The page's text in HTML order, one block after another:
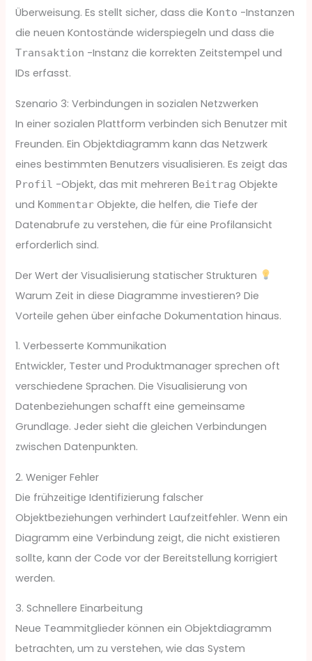
Überweisung. Es stellt sicher, dass die Konto -Instanzen
die neuen Kontostände widerspiegeln und dass die
Transaktion -Instanz die korrekten Zeitstempel und
IDs erfasst.
Szenario 3: Verbindungen in sozialen Netzwerken
In einer sozialen Plattform verbinden sich Benutzer mit
Freunden. Ein Objektdiagramm kann das Netzwerk
eines bestimmten Benutzers visualisieren. Es zeigt das
Profil -Objekt, das mit mehreren Beitrag Objekte
und Kommentar Objekte, die helfen, die Tiefe der
Datenabrufe zu verstehen, die für eine Profilansicht
erforderlich sind.
Der Wert der Visualisierung statischer Strukturen
Warum Zeit in diese Diagramme investieren? Die
Vorteile gehen über einfache Dokumentation hinaus.
1. Verbesserte Kommunikation
Entwickler, Tester und Produktmanager sprechen oft
verschiedene Sprachen. Die Visualisierung von
Datenbeziehungen schafft eine gemeinsame
Grundlage. Jeder sieht die gleichen Verbindungen
zwischen Datenpunkten.
2. Weniger Fehler
Die frühzeitige Identifizierung falscher
Objektbeziehungen verhindert Laufzeitfehler. Wenn ein
Diagramm eine Verbindung zeigt, die nicht existieren
sollte, kann der Code vor der Bereitstellung korrigiert
werden.
3. Schnellere Einarbeitung
Neue Teammitglieder können ein Objektdiagramm
betrachten, um zu verstehen, wie das System